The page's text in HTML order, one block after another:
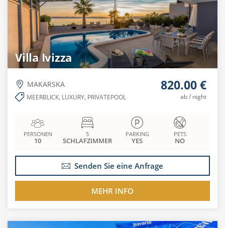
Villa Ivizza
MAKARSKA
MEERBLICK, LUXURY, PRIVATEPOOL
820.00 €
ab / night
PERSONEN
10
5
SCHLAFZIMMER
PARKING
YES
PETS
NO
Senden Sie eine Anfrage
MEHR INFO